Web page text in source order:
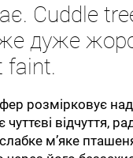
Cuddle
дуже
faint.
розмірковує
відчуття,
слабке м’яке